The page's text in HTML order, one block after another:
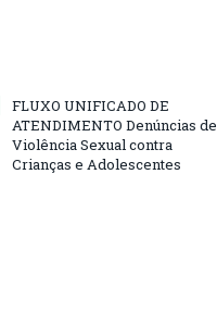
FLUXO UNIFICADO DE
ATENDIMENTO Denúncias de
Violência Sexual contra
Crianças e Adolescentes